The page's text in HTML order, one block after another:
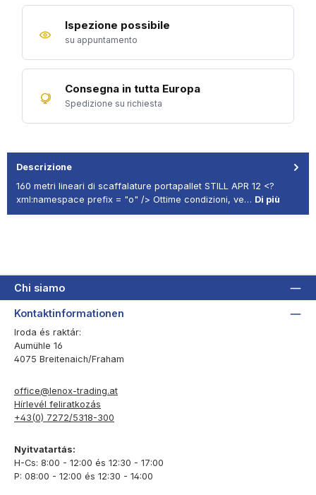
Ispezione possibile
su appuntamento
Consegna in tutta Europa
Spedizione su richiesta
Descrizione
160 metri lineari di scaffalature portapallet STILL APR 12 <?
xml:namespace prefix = "o" /> Ottime condizioni, ve… Di più
Chi siamo
Kontaktinformationen
Iroda és raktár:
Aumühle 16
4075 Breitenaich/Fraham
office@lenox-trading.at
Hírlevél feliratkozás
+43(0) 7272/5318-300
Nyitvatartás:
H-Cs: 8:00 - 12:00 és 12:30 - 17:00
P: 08:00 - 12:00 és 12:30 - 14:00